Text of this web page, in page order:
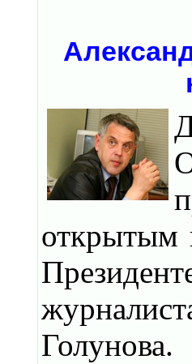
открытым
Голунова.